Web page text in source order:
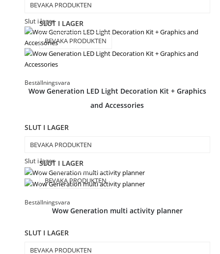
BEVAKA PRODUKTEN
Slut i lager
Beställningsvara
SLUT I LAGER
BEVAKA PRODUKTEN
Wow Generation LED Light Decoration Kit + Graphics
and Accessories
SLUT I LAGER
BEVAKA PRODUKTEN
Slut i lager
Beställningsvara
SLUT I LAGER
BEVAKA PRODUKTEN
Wow Generation multi activity planner
SLUT I LAGER
BEVAKA PRODUKTEN